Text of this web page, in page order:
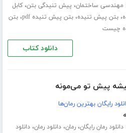
مهندسی ساختمان، پیش تنیدگی بتن،کابل
،بتن پیش تنیده،بتن پیش تنیده pdf ،بتن
چیست
دانلود کتاب
پیش تو می‌مونه
رایگان بهترین رمان‌ها
دانلود رمان رایگان،رمان،دانلود رمان،دانلود